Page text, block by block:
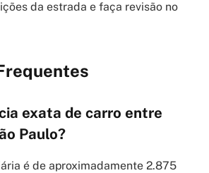
da estrada e faça revisão no
exata de carro entre
Paulo?
é de aproximadamente 2.875